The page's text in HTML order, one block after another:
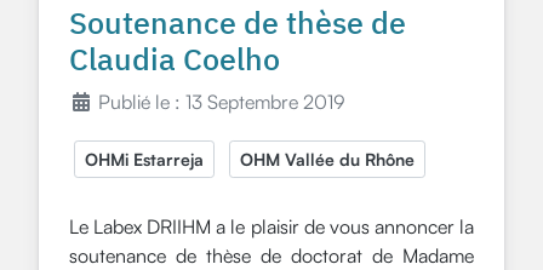
Soutenance de thèse de
Claudia Coelho
Publié le : 13 Septembre 2019
OHMi Estarreja OHM Vallée du Rhône
Le Labex DRIIHM a le plaisir de vous annoncer la
soutenance de thèse de doctorat de Madame